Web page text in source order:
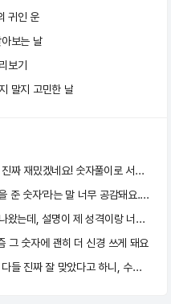
귀인 운
보는 날
보기
말지 고민한 날
친구랑 같이 해보는 거 진짜 재밌겠네요! 숫자풀이로 서로 성향 비교해보는 것도 꽤 유익할 것 같아요.
'결정적인 선택에 영향을 준 숫자’라는 말 너무 공감돼요. 저도 과거를 돌아보니 그 숫자가 자주 등장했더라고요..ㄷㄷ
저도 주 숫자가 3으로 나왔는데, 설명이 제 성격이랑 너무 잘 맞아서 신기했어요!
그 숫자에 괜히 더 신경 쓰게 돼요
나만 그런 줄 알았는데 다들 진짜 잘 맞았다고 하니, 수리사주 정확도가 생각보다 높네요…